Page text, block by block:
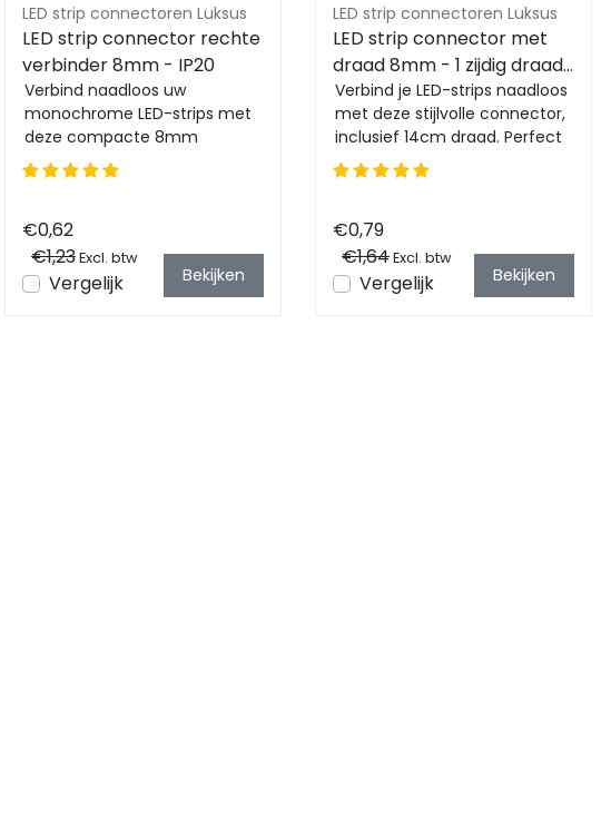
LED strip connectoren Luksus
LED strip connector rechte
verbinder 8mm - IP20
Verbind naadloos uw
monochrome LED-strips met
deze compacte 8mm
koppelstukken. Eenvoudig te
installeren met clipssysteem...
€0,62
€1,23Excl. btw
Vergelijk Bekijken
LED strip connectoren Luksus
LED strip connector met
draad 8mm - 1 zijdig draad
- IP20
Verbind je LED-strips naadloos
met deze stijlvolle connector,
inclusief 14cm draad. Perfect
voor eenvoudige installatie ...
€0,79
€1,64Excl. btw
Vergelijk Bekijken